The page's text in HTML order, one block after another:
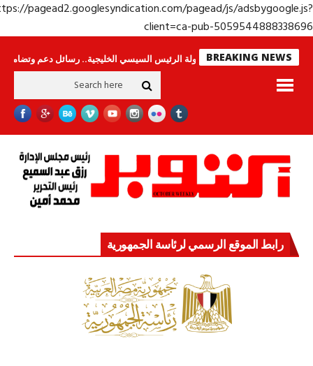
https://pagead2.googlesyndication.com/pagead/js/
client=ca-pub-
BREAKING NEWS
لا ينامون جولة الرئيس السيسي الخليجية.. رسائل دعم وتضامن للأشقاء
رابط الموقع الرسمي لرئاسة الجمهورية